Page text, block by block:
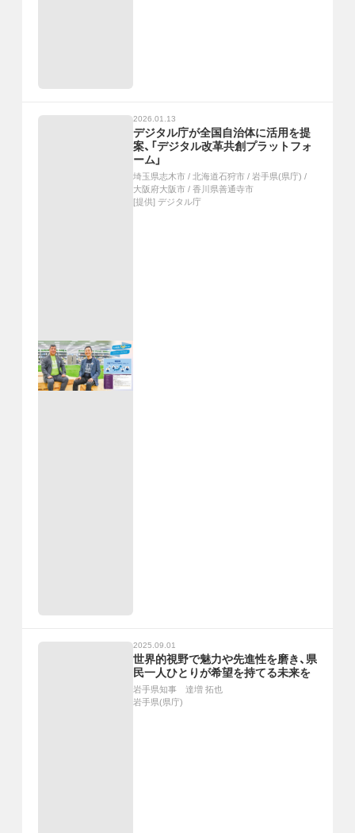
2026.01.13
デジタル庁が全国自治体に活用を提
案、「デジタル改革共創プラットフォ
ーム」
埼玉県志木市 / 北海道石狩市 / 岩手県(県庁) /
大阪府大阪市 / 香川県善通寺市
[提供] デジタル庁
2025.09.01
世界的視野で魅力や先進性を磨き、県
民一人ひとりが希望を持てる未来を
岩手県知事 達増 拓也
岩手県(県庁)